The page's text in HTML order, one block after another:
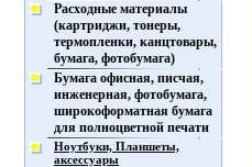
Расходные материалы
(картриджи, тонеры,
термопленки, канцтовары,
бумага, фотобумага)
Бумага офисная, писчая,
инженерная, фотобумага,
широкоформатная бумага
для полноцветной печати
Ноутбуки, Планшеты,
аксессуары